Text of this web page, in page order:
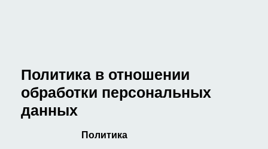
Политика в отношении
обработки персональных
данных
Политика